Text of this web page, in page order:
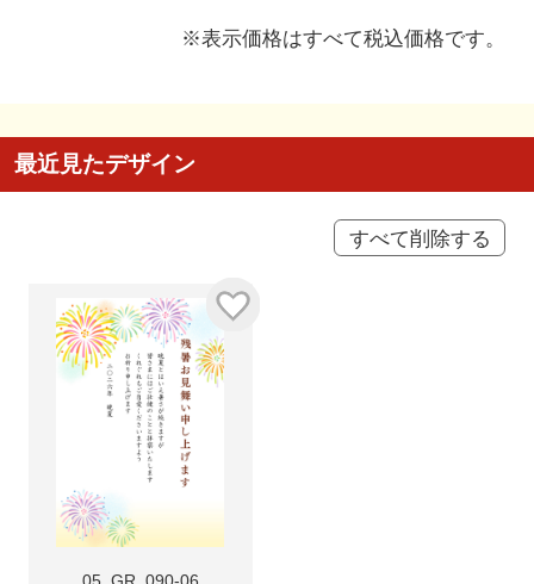
※表示価格はすべて税込価格です。
最近見たデザイン
すべて削除する